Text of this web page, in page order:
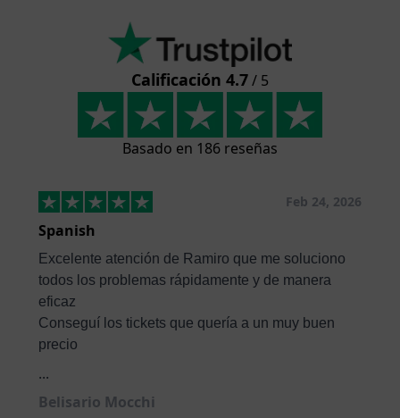
Calificación 4.7/ 5
Basado en 186 reseñas
Feb 24, 2026
Spanish
Excelente atención de Ramiro que me soluciono
todos los problemas rápidamente y de manera
eficaz
Conseguí los tickets que quería a un muy buen
precio
...
Belisario Mocchi